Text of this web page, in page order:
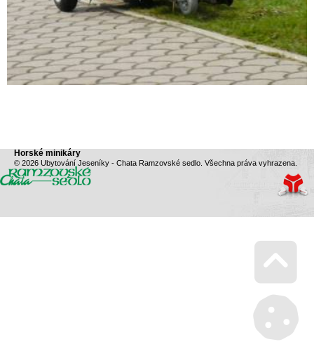
Horské minikáry
© 2026 Ubytování Jeseníky - Chata Ramzovské sedlo. Všechna práva vyhrazena.
Go